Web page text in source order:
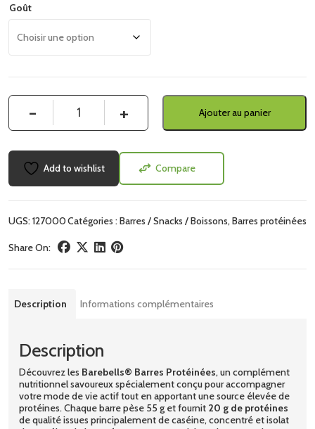
Goût
Ajouter au panier
Add to wishlist Compare
UGS:127000Catégories :Barres / Snacks / Boissons, Barres protéinées
Share On:
Description Informations complémentaires
Description
Découvrez les Barebells® Barres Protéinées, un complément
nutritionnel savoureux spécialement conçu pour accompagner
votre mode de vie actif tout en apportant une source élevée de
protéines. Chaque barre pèse 55 g et fournit 20 g de protéines
de qualité issues principalement de caséine, concentré et isolat